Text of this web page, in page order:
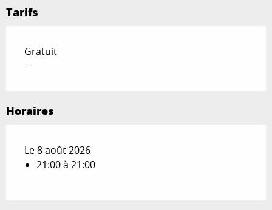
Tarifs
Gratuit
—
Horaires
Le 8 août 2026
21:00 à 21:00